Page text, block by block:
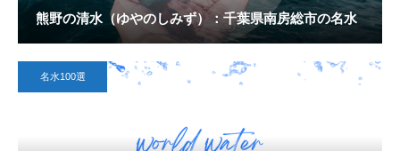
熊野の清水（ゆやのしみず）：千葉県南房総市の名水
名水100選